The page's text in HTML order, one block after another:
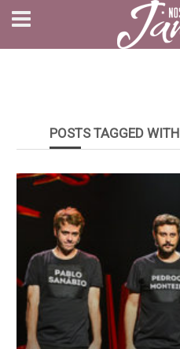
POSTS TAGGED WITH